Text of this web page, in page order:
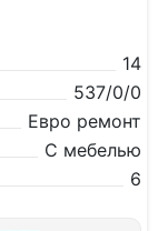
14
537/0/0
Евро ремонт
С мебелью
6